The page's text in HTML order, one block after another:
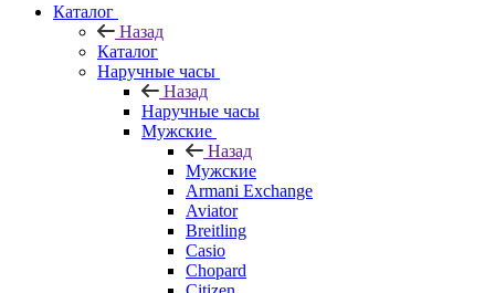
Каталог
Назад
Каталог
Наручные часы
Назад
Наручные часы
Мужские
Назад
Мужские
Armani Exchange
Aviator
Breitling
Casio
Chopard